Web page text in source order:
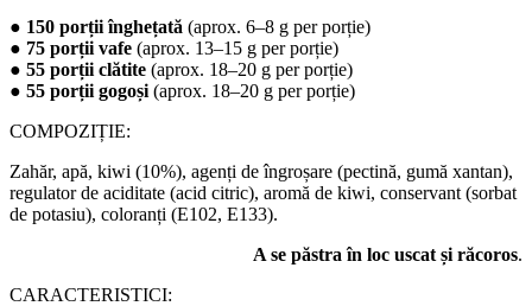
● 150 porții înghețată (aprox. 6–8 g per porție)
● 75 porții vafe (aprox. 13–15 g per porție)
● 55 porții clătite (aprox. 18–20 g per porție)
● 55 porții gogoși (aprox. 18–20 g per porție)
COMPOZIȚIE:
Zahăr, apă, kiwi (10%), agenți de îngroșare (pectină, gumă xantan),
regulator de aciditate (acid citric), aromă de kiwi, conservant (sorbat
de potasiu), coloranți (E102, E133).
A se păstra în loc uscat și răcoros.
CARACTERISTICI: